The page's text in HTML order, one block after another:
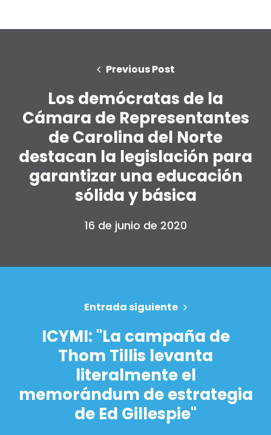
Inicio
Shop
Take Back the Courts
Trabaja con nosotros
Pulse
Acción
Previous Post
Los demócratas de la
Cámara de Representantes
de Carolina del Norte
destacan la legislación para
garantizar una educación
sólida y básica
16 de junio de 2020
Entrada siguiente
ICYMI: "La campaña de
Thom Tillis levanta
literalmente el
memorándum de estrategia
de Ed Gillespie"